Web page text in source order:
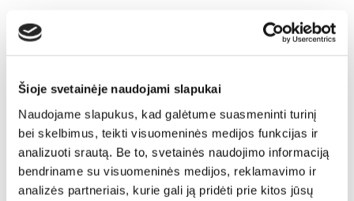
Šioje svetainėje naudojami slapukai
Naudojame slapukus, kad galėtume suasmeninti turinį
bei skelbimus, teikti visuomeninės medijos funkcijas ir
analizuoti srautą. Be to, svetainės naudojimo informaciją
bendriname su visuomeninės medijos, reklamavimo ir
analizės partneriais, kurie gali ją pridėti prie kitos jūsų